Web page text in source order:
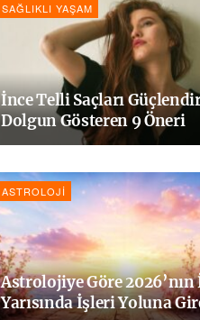
SAĞLIKLI YAŞAM
İnce Telli Saçları
Dolgun Gösteren 9 Öneri
ASTROLOJI
Astrolojiye Göre
Yarısında İşleri Yoluna